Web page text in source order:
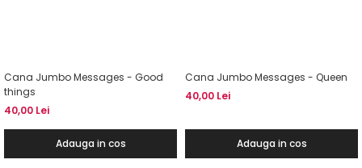
Cana Jumbo Messages - Good
things
40,00 Lei
Adauga in cos
Cana Jumbo Messages - Queen
40,00 Lei
Adauga in cos